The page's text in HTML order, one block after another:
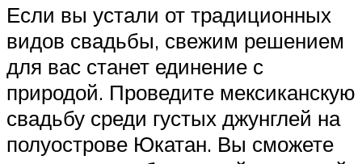
Если вы устали от традиционных
видов свадьбы, свежим решением
для вас станет единение с
природой. Проведите мексиканскую
свадьбу среди густых джунглей на
полуострове Юкатан. Вы сможете